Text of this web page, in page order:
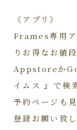
《アプリ》
Frames専用ア
りお得なお値
Appstoreか
イムス 』で検
予約ページも
登録お願い致し